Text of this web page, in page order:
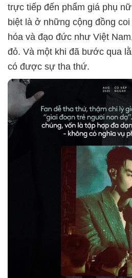
trực tiếp đến phẩm giá phụ
biệt là ở những cộng đồng
hóa và đạo đức như Việt
đỏ. Và một khi đã bước qua
có được sự tha thứ.